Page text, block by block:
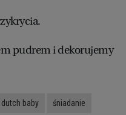
pudrem i dekorujemy
dutch baby śniadanie